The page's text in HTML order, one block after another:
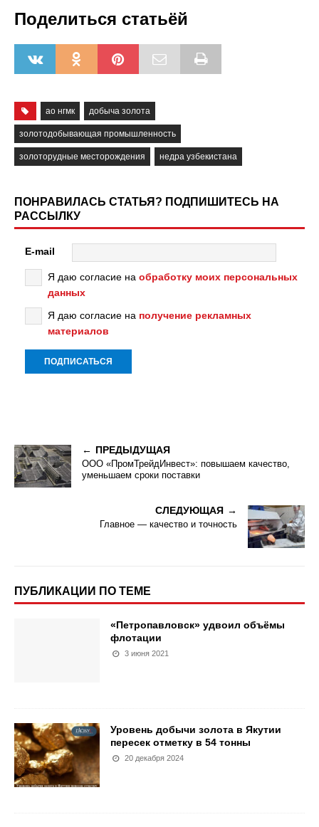
Поделиться статьёй
ао нгмк добыча золота
золотодобывающая промышленность
золоторудные месторождения недра узбекистана
ПОНРАВИЛАСЬ СТАТЬЯ? ПОДПИШИТЕСЬ НА
РАССЫЛКУ
E-mail
Я даю согласие на обработку моих персональных
данных
Я даю согласие на получение рекламных
материалов
ПРЕДЫДУЩАЯ
ООО «ПромТрейдИнвест»: повышаем качество,
уменьшаем сроки поставки
СЛЕДУЮЩАЯ
Главное — качество и точность
ПУБЛИКАЦИИ ПО ТЕМЕ
«Петропавловск» удвоил объёмы
флотации
3 июня 2021
Уровень добычи золота в Якутии
пересек отметку в 54 тонны
20 декабря 2024